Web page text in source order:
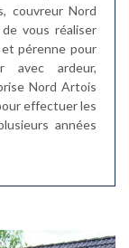
couvreur Nord
vous réaliser
pérenne pour
avec ardeur,
Nord Artois
effectuer les
années